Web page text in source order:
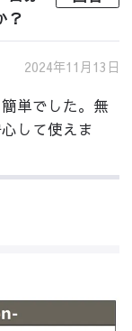
？
2024年11月13日
単でした。無
して使えま